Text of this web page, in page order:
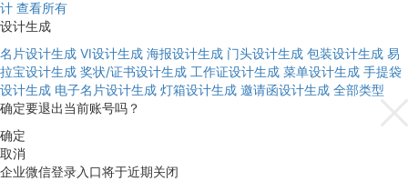
计 查看所有
设计生成
名片设计生成 VI设计生成 海报设计生成 门头设计生成 包装设计生成 易
拉宝设计生成 奖状/证书设计生成 工作证设计生成 菜单设计生成 手提袋
设计生成 电子名片设计生成 灯箱设计生成 邀请函设计生成 全部类型
确定要退出当前账号吗？
确定
取消
企业微信登录入口将于近期关闭